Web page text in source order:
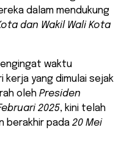
dalam mendukung
dan Wakil Wali Kota
waktu
kerja yang dimulai sejak
oleh Presiden
2025, kini telah
berakhir pada 20 Mei